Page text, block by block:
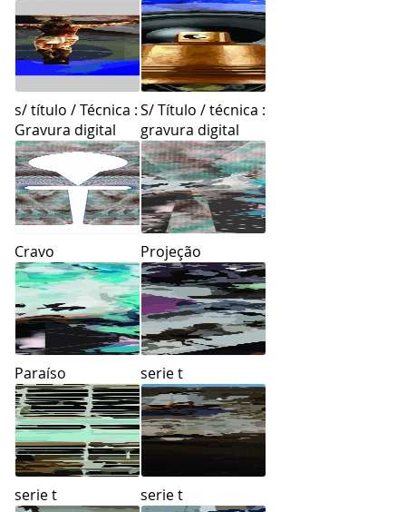
s/ título / Técnica :
Gravura digital
S/ Título / técnica :
gravura digital
Cravo Projeção
Paraíso serie t
serie t serie t